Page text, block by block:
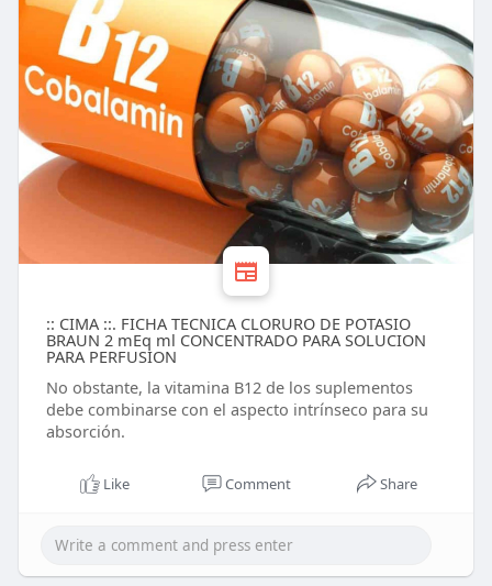
:: CIMA ::. FICHA TECNICA CLORURO DE POTASIO
BRAUN 2 mEq ml CONCENTRADO PARA SOLUCION
PARA PERFUSION
No obstante, la vitamina B12 de los suplementos
debe combinarse con el aspecto intrínseco para su
absorción.
Like Comment Share